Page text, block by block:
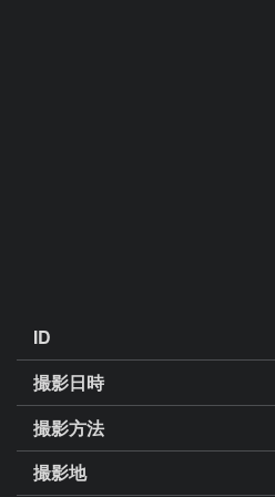
ID
撮影日時
撮影方法
撮影地